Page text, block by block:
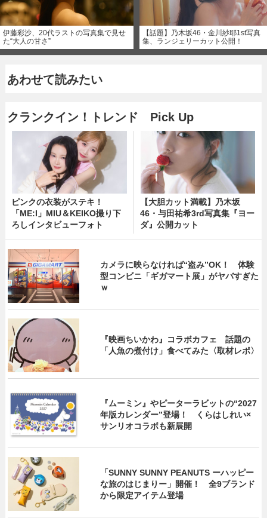
伊藤彩沙、20代ラストの写真集で見せ
た“大人の甘さ”
【話題】乃木坂46・金川紗耶1st写真
集、ランジェリーカット公開！
あわせて読みたい
クランクイン！トレンド Pick Up
ピンクの衣装がステキ！
「ME:I」MIU＆KEIKO撮り下
ろしインタビューフォト
【大胆カット満載】乃木坂
46・与田祐希3rd写真集『ヨー
ダ』公開カット
カメラに映らなければ“盗み”OK！ 体験
型コンビニ「ギガマート展」がヤバすぎた
ｗ
『映画ちいかわ』コラボカフェ 話題の
「人魚の煮付け」食べてみた〈取材レポ〉
『ムーミン』やピーターラビットの“2027
年版カレンダー”登場！ くらはしれい×
サンリオコラボも新展開
「SUNNY SUNNY PEANUTS ーハッピー
な旅のはじまりー」開催！ 全9ブランド
から限定アイテム登場